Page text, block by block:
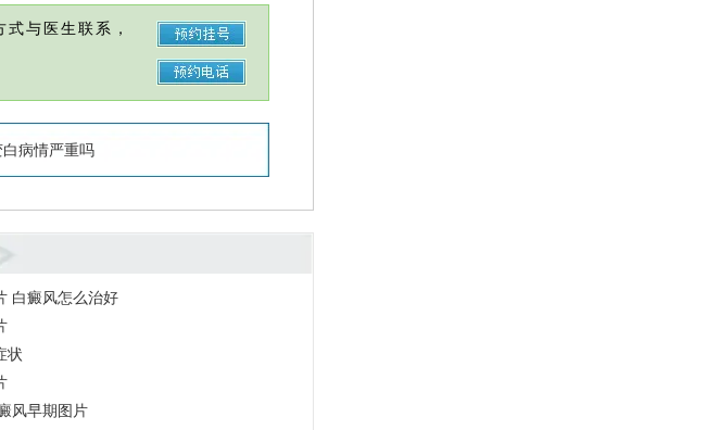
与医生联系，
病情严重吗
白癜风怎么治好
状
风早期图片